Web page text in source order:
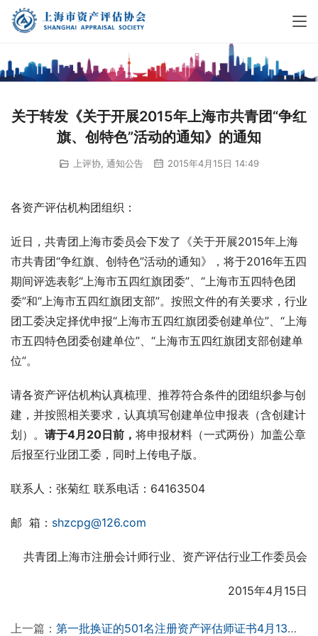
关于转发《关于开展2015年上海市共青团“争红
旗、创特色”活动的通知》的通知
上评协 通知公告 2015年4月15日 14:49
各资产评估机构团组织：
近日，共青团上海市委员会下发了《关于开展2015年上海
市共青团“争红旗、创特色”活动的通知》，将于2016年五四
期间评选表彰“上海市五四红旗团委”、“上海市五四特色团
委”和“上海市五四红旗团支部”。按照文件的有关要求，行业
团工委决定择优申报“上海市五四红旗团委创建单位”、“上海
市五四特色团委创建单位”、“上海市五四红旗团支部创建单
位”。
请各资产评估机构认真梳理、推荐符合条件的团组织参与创
建，并按照相关要求，认真填写创建单位申报表（含创建计
划）。 请于4月20日前， 将申报材料（一式两份）加盖公章
后报至行业团工委，同时上传电子版。
联系人：张菊红 联系电话：64163504
邮  箱： shzcpg@126.com
共青团上海市注册会计师行业、资产评估行业工作委员会
2015年4月15日
上一篇： 第一批换证的501名注册资产评估师证书4月13日起可领取